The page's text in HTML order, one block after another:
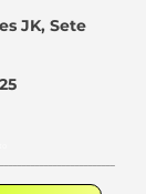
JK, Sete